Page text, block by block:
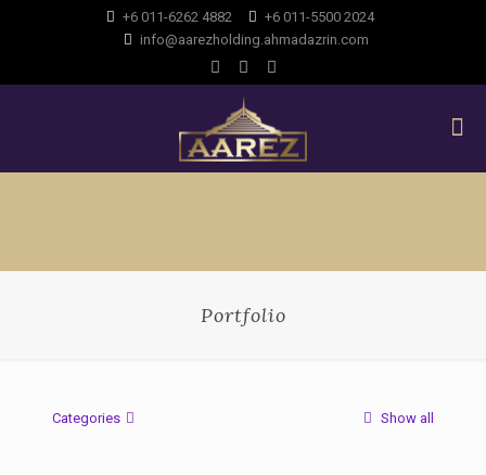
+6 011-6262 4882
+6 011-5500 2024
info@aarezholding.ahmadazrin.com
Portfolio
Categories Show all